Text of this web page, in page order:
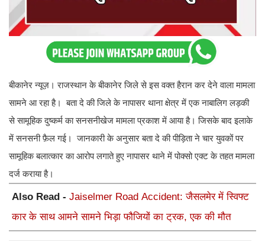
बीकानेर न्यूज़। राजस्थान के बीकानेर जिले से इस वक्त हैरान कर देने वाला मामला
सामने आ रहा है। बता दे की जिले के नापासर थाना क्षेत्र में एक नाबालिग लड़की
से सामूहिक दुष्कर्म का सनसनीखेज मामला प्रकाश में आया है। जिसके बाद इलाके
में सनसनी फ़ैल गई। जानकारी के अनुसार बता दे की पीड़िता ने चार युवकों पर
सामूहिक बलात्कार का आरोप लगाते हुए नापासर थाने में पोक्सो एक्ट के तहत मामला
दर्ज कराया है।
Also Read - Jaiselmer Road Accident: जैसलमेर में स्विफ्ट
कार के साथ आमने सामने भिड़ा फौजियों का ट्रक, एक की मौत